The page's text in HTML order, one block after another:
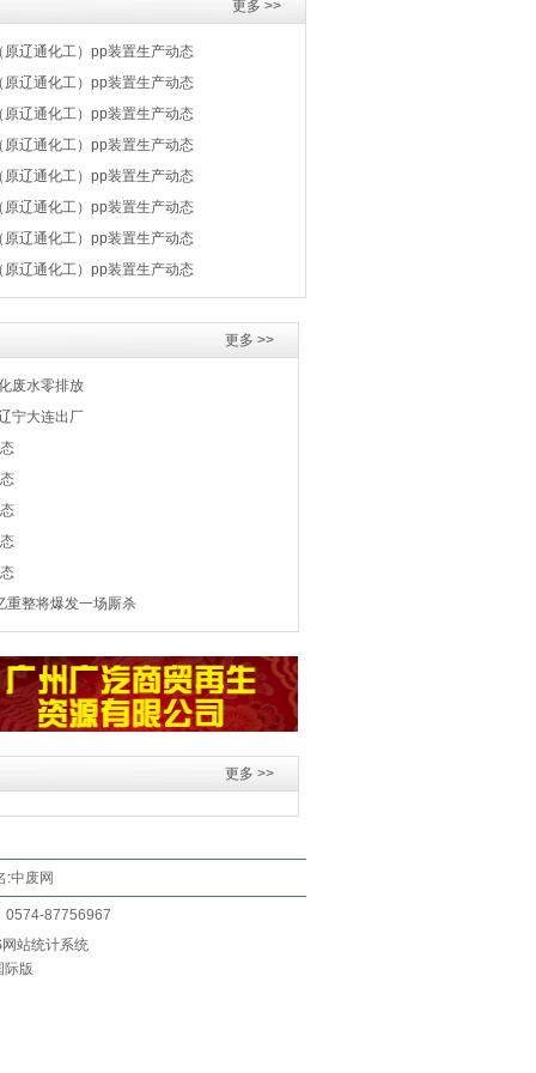
更多 >>
原辽通化工）pp装置生产动态
原辽通化工）pp装置生产动态
原辽通化工）pp装置生产动态
原辽通化工）pp装置生产动态
原辽通化工）pp装置生产动态
原辽通化工）pp装置生产动态
原辽通化工）pp装置生产动态
原辽通化工）pp装置生产动态
更多 >>
废水零排放
宁大连出厂
重整将爆发一场厮杀
更多 >>
:中废网
0574-87756967
际版